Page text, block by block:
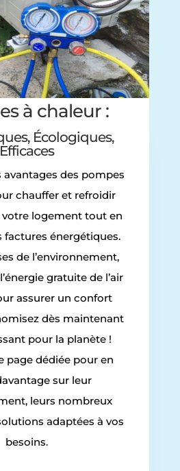
à chaleur :
Écologiques,
Efficaces
avantages des pompes
chauffer et refroidir
logement tout en
factures énergétiques.
de l’environnement,
gratuite de l’air
assurer un confort
dès maintenant
pour la planète !
page dédiée pour en
sur leur
leurs nombreux
adaptées à vos
besoins.